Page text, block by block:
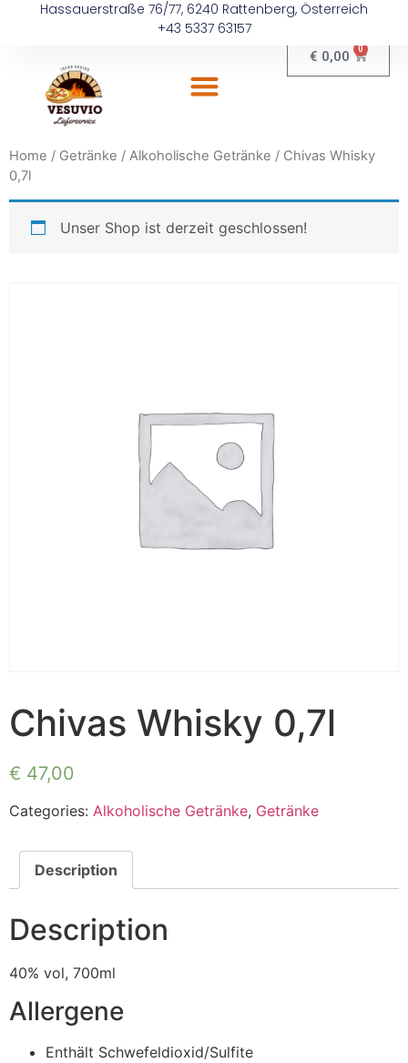
Hassauerstraße 76/77, 6240 Rattenberg, Österreich
+43 5337 63157
€ 0,00 0
Home / Getränke / Alkoholische Getränke / Chivas Whisky
0,7l
Unser Shop ist derzeit geschlossen!
Chivas Whisky 0,7l
€ 47,00
Categories: Alkoholische Getränke, Getränke
Description
Description
40% vol, 700ml
Allergene
Enthält Schwefeldioxid/Sulfite